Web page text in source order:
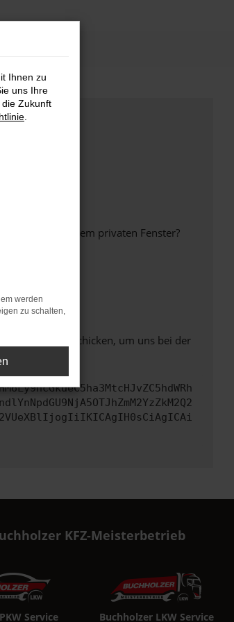
oder in einem privaten Fenster?
werden.
diesen Text schicken, um uns bei der
KFZ-Meisterbetrieb
Service Buchholzer LKW Service
Ihnen zu
uns Ihre
Zukunft
werden
zu schalten,